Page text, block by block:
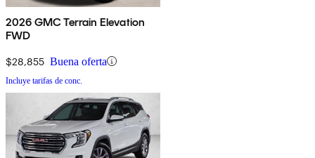
2026 GMC Terrain Elevation
FWD
$28,855 Buena oferta
Incluye tarifas de conc.